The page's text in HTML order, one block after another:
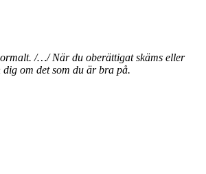
/…/ När du oberättigat skäms eller
om det som du är bra på.